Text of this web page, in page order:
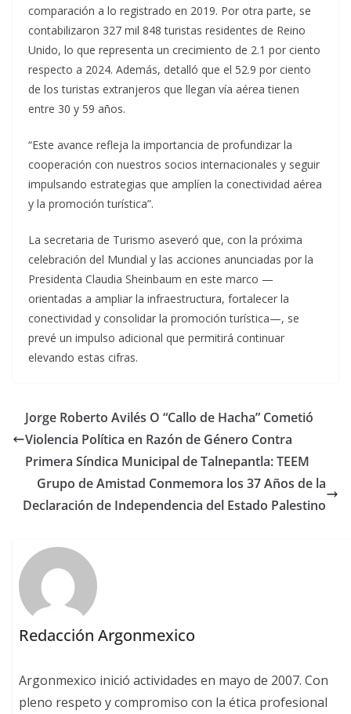
comparación a lo registrado en 2019. Por otra parte, se
contabilizaron 327 mil 848 turistas residentes de Reino
Unido, lo que representa un crecimiento de 2.1 por ciento
respecto a 2024. Además, detalló que el 52.9 por ciento
de los turistas extranjeros que llegan vía aérea tienen
entre 30 y 59 años.
“Este avance refleja la importancia de profundizar la
cooperación con nuestros socios internacionales y seguir
impulsando estrategias que amplíen la conectividad aérea
y la promoción turística”.
La secretaria de Turismo aseveró que, con la próxima
celebración del Mundial y las acciones anunciadas por la
Presidenta Claudia Sheinbaum en este marco —
orientadas a ampliar la infraestructura, fortalecer la
conectividad y consolidar la promoción turística—, se
prevé un impulso adicional que permitirá continuar
elevando estas cifras.
Jorge Roberto Avilés O “Callo de Hacha” Cometió
Violencia Política en Razón de Género Contra
Primera Síndica Municipal de Talnepantla: TEEM
Grupo de Amistad Conmemora los 37 Años de la
Declaración de Independencia del Estado Palestino
Redacción Argonmexico
Argonmexico inició actividades en mayo de 2007. Con
pleno respeto y compromiso con la ética profesional